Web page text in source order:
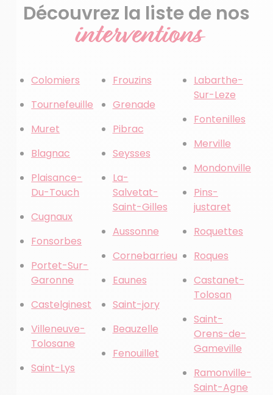
Découvrez la liste de nos
interventions
Colomiers
Tournefeuille
Muret
Blagnac
Plaisance-
Du-Touch
Cugnaux
Fonsorbes
Portet-Sur-
Garonne
Castelginest
Villeneuve-
Tolosane
Saint-Lys
Frouzins
Grenade
Pibrac
Seysses
La-
Salvetat-
Saint-Gilles
Aussonne
Cornebarrieu
Eaunes
Saint-jory
Beauzelle
Fenouillet
Labarthe-
Sur-Leze
Fontenilles
Merville
Mondonville
Pins-
justaret
Roquettes
Roques
Castanet-
Tolosan
Saint-
Orens-de-
Gameville
Ramonville-
Saint-Agne